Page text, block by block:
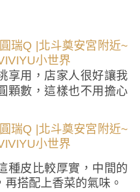
享用，店家人很好讓我
顆數，這樣也不用擔心
種皮比較厚實，中間的
搭配上香菜的氣味。